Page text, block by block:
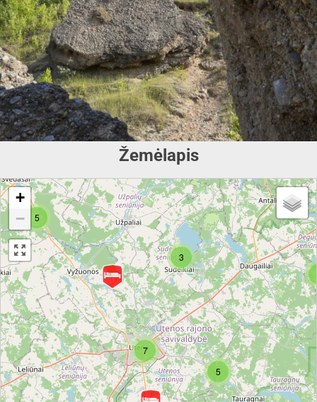
Žemėlapis
5
3
5
7
+
−